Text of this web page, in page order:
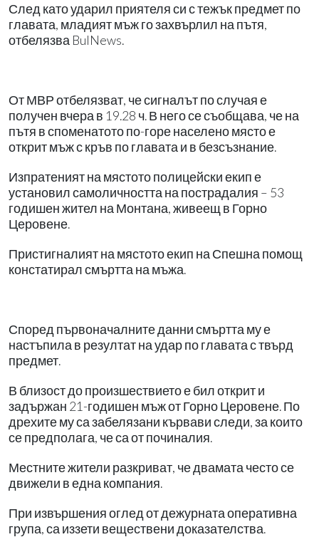
След като ударил приятеля си с тежък предмет по
главата, младият мъж го захвърлил на пътя,
отбелязва BulNews.
От МВР отбелязват, че сигналът по случая е
получен вчера в 19.28 ч. В него се съобщава, че на
пътя в споменатото по-горе населено място е
открит мъж с кръв по главата и в безсъзнание.
Изпратеният на мястото полицейски екип е
установил самоличността на пострадалия – 53
годишен жител на Монтана, живеещ в Горно
Церовене.
Пристигналият на мястото екип на Спешна помощ
констатирал смъртта на мъжа.
Според първоначалните данни смъртта му е
настъпила в резултат на удар по главата с твърд
предмет.
В близост до произшествието е бил открит и
задържан 21-годишен мъж от Горно Церовене. По
дрехите му са забелязани кървави следи, за които
се предполага, че са от починалия.
Местните жители разкриват, че двамата често се
движели в една компания.
При извършения оглед от дежурната оперативна
група, са иззети веществени доказателства.